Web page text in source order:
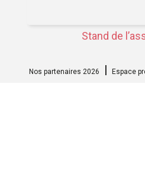
Stand de
Nos partenaires 2026 Espace